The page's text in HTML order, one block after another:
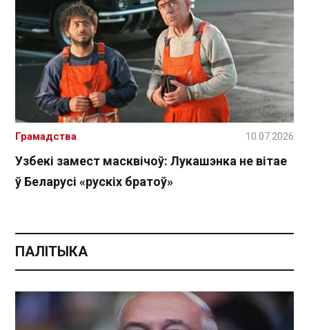
Узбекі замест масквічоў: Лукашэнка не вітае
ў Беларусі «рускіх братоў»
Грамадства 10.07.2026
ПАЛІТЫКА